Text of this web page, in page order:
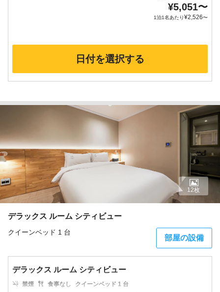
¥5,051〜
1泊1名あたり¥2,526〜
日付を選択する
デラックス ルーム シティビュー
クイーンベッド 1 台
部屋の設備
12枚
デラックス ルーム シティビュー
禁煙 食事なし
クイーンベッド 1 台